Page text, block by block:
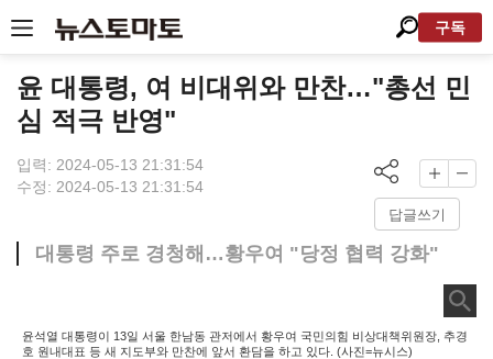
구독
윤 대통령, 여 비대위와 만찬…"총선 민
심 적극 반영"
입력: 2024-05-13 21:31:54
수정: 2024-05-13 21:31:54
답글쓰기
대통령 주로 경청해…황우여 "당정 협력 강화"
윤석열 대통령이 13일 서울 한남동 관저에서 황우여 국민의힘 비상대책위원장, 추경
호 원내대표 등 새 지도부와 만찬에 앞서 환담을 하고 있다. (사진=뉴시스)